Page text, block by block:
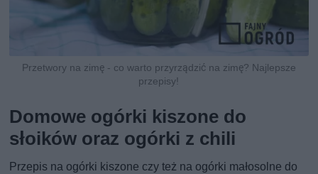
Przetwory na zimę - co warto przyrządzić na zimę? Najlepsze
przepisy!
Domowe ogórki kiszone do
słoików oraz ogórki z chili
Przepis na ogórki kiszone czy też na ogórki małosolne do